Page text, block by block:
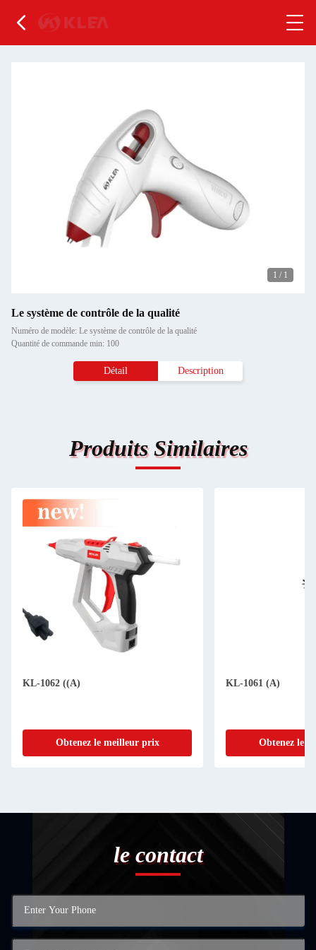
1 / 1
Le système de contrôle de la qualité
Numéro de modèle: Le système de contrôle de la qualité
Quantité de commande min: 100
Détail Description
Produits Similaires
KL-1062 ((A)
Obtenez le meilleur prix
KL-1061 (A)
Obtenez le
le contact